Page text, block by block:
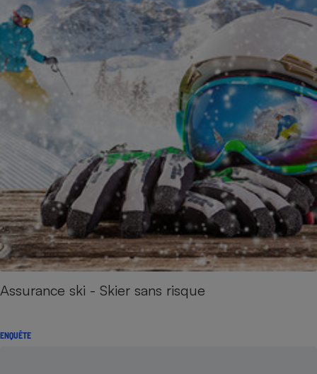
Assurance ski - Skier sans risque
ENQUÊTE